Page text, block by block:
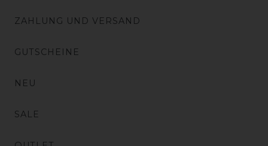
ZAHLUNG UND VERSAND
GUTSCHEINE
NEU
SALE